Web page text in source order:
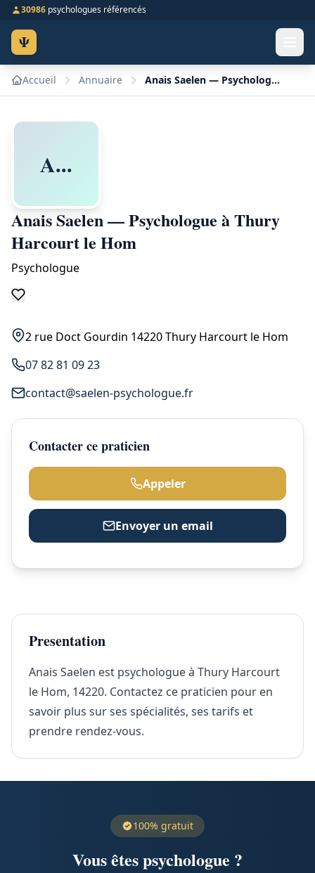
30986 psychologues référencés
Ψ
Accueil Annuaire Anais Saelen — Psychologue à Thury Harcourt le Hom
A...
Anais Saelen — Psychologue à Thury
Harcourt le Hom
Psychologue
2 rue Doct Gourdin 14220 Thury Harcourt le Hom
07 82 81 09 23
contact@saelen-psychologue.fr
Contacter ce praticien
Appeler
Envoyer un email
Presentation
Anais Saelen est psychologue à Thury Harcourt
le Hom, 14220. Contactez ce praticien pour en
savoir plus sur ses spécialités, ses tarifs et
prendre rendez-vous.
100% gratuit
Vous êtes psychologue ?